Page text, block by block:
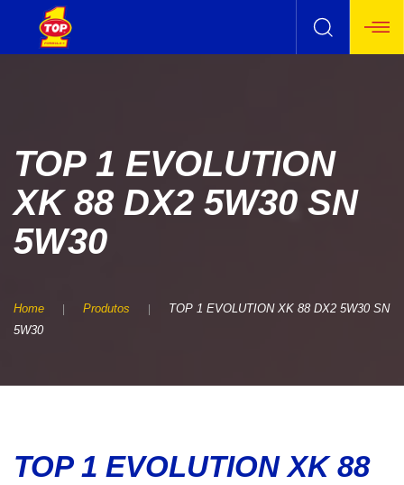
TOP 1 EVOLUTION
XK 88 DX2 5W30 SN
5W30
Home Produtos
TOP 1 EVOLUTION XK 88 DX2 5W30 SN
5W30
TOP 1 EVOLUTION XK 88